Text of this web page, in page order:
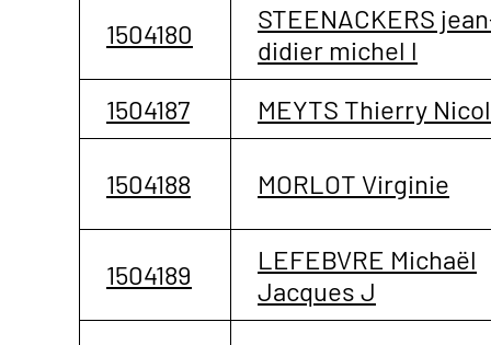
1504180
STEENACKERS
didier michel l
1504187
MEYTS Thierry
1504188 MORLOT Virginie
1504189
LEFEBVRE Michaël
Jacques J